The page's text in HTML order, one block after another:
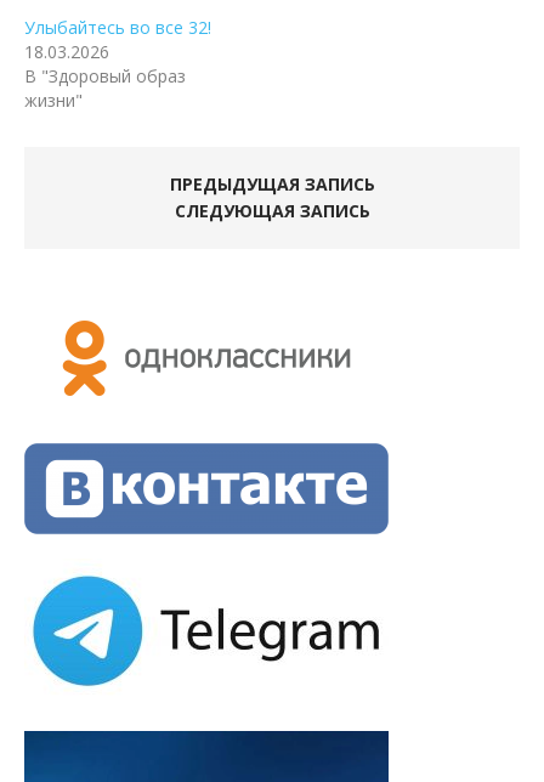
Улыбайтесь во все 32!
18.03.2026
В "Здоровый образ
жизни"
ПРЕДЫДУЩАЯ ЗАПИСЬ
СЛЕДУЮЩАЯ ЗАПИСЬ